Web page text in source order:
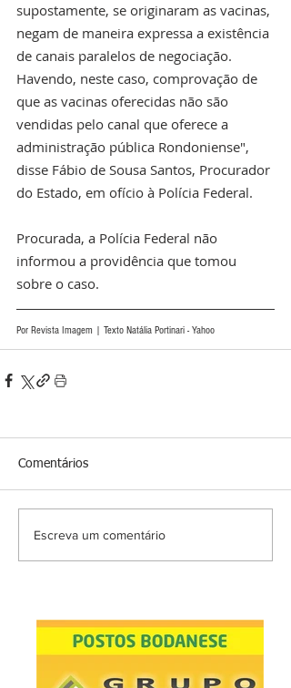
supostamente, se originaram as vacinas,
negam de maneira expressa a existência
de canais paralelos de negociação.
Havendo, neste caso, comprovação de
que as vacinas oferecidas não são
vendidas pelo canal que oferece a
administração pública Rondoniense",
disse Fábio de Sousa Santos, Procurador
do Estado, em ofício à Polícia Federal.
Procurada, a Polícia Federal não
informou a providência que tomou
sobre o caso.
Por Revista Imagem | Texto Natália Portinari - Yahoo
Comentários
Escreva um comentário